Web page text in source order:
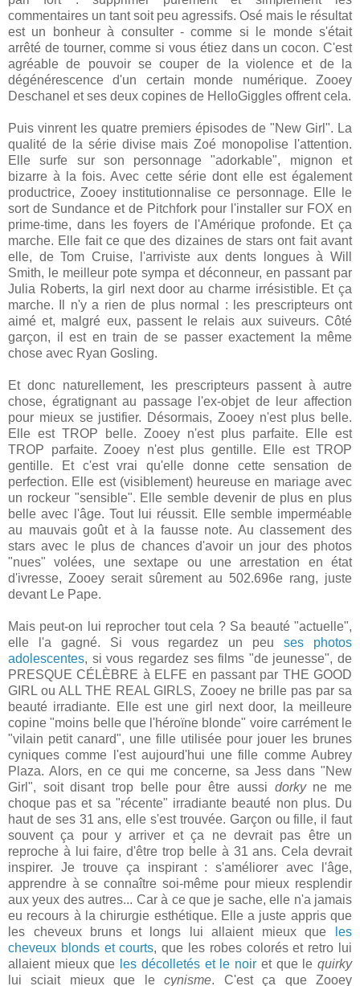
commentaires un tant soit peu agressifs. Osé mais le résultat
est un bonheur à consulter - comme si le monde s'était
arrêté de tourner, comme si vous étiez dans un cocon. C'est
agréable de pouvoir se couper de la violence et de la
dégénérescence d'un certain monde numérique. Zooey
Deschanel et ses deux copines de HelloGiggles offrent cela.
Puis vinrent les quatre premiers épisodes de "New Girl". La
qualité de la série divise mais Zoé monopolise l'attention.
Elle surfe sur son personnage "adorkable", mignon et
bizarre à la fois. Avec cette série dont elle est également
productrice, Zooey institutionnalise ce personnage. Elle le
sort de Sundance et de Pitchfork pour l'installer sur FOX en
prime-time, dans les foyers de l'Amérique profonde. Et ça
marche. Elle fait ce que des dizaines de stars ont fait avant
elle, de Tom Cruise, l'arriviste aux dents longues à Will
Smith, le meilleur pote sympa et déconneur, en passant par
Julia Roberts, la girl next door au charme irrésistible. Et ça
marche. Il n'y a rien de plus normal : les prescripteurs ont
aimé et, malgré eux, passent le relais aux suiveurs. Côté
garçon, il est en train de se passer exactement la même
chose avec Ryan Gosling.
Et donc naturellement, les prescripteurs passent à autre
chose, égratignant au passage l'ex-objet de leur affection
pour mieux se justifier. Désormais, Zooey n'est plus belle.
Elle est TROP belle. Zooey n'est plus parfaite. Elle est
TROP parfaite. Zooey n'est plus gentille. Elle est TROP
gentille. Et c'est vrai qu'elle donne cette sensation de
perfection. Elle est (visiblement) heureuse en mariage avec
un rockeur "sensible". Elle semble devenir de plus en plus
belle avec l'âge. Tout lui réussit. Elle semble imperméable
au mauvais goût et à la fausse note. Au classement des
stars avec le plus de chances d'avoir un jour des photos
"nues" volées, une sextape ou une arrestation en état
d'ivresse, Zooey serait sûrement au 502.696e rang, juste
devant Le Pape.
Mais peut-on lui reprocher tout cela ? Sa beauté "actuelle",
elle l'a gagné. Si vous regardez un peuses photos
adolescentes, si vous regardez ses films "de jeunesse", de
PRESQUE CÉLÈBRE à ELFE en passant par THE GOOD
GIRL ou ALL THE REAL GIRLS, Zooey ne brille pas par sa
beauté irradiante. Elle est une girl next door, la meilleure
copine "moins belle que l'héroïne blonde" voire carrément le
"vilain petit canard", une fille utilisée pour jouer les brunes
cyniques comme l'est aujourd'hui une fille comme Aubrey
Plaza. Alors, en ce qui me concerne, sa Jess dans "New
Girl", soit disant trop belle pour être aussi dorkyne me
choque pas et sa "récente" irradiante beauté non plus. Du
haut de ses 31 ans, elle s'est trouvée. Garçon ou fille, il faut
souvent ça pour y arriver et ça ne devrait pas être un
reproche à lui faire, d'être trop belle à 31 ans. Cela devrait
inspirer. Je trouve ça inspirant : s'améliorer avec l'âge,
apprendre à se connaître soi-même pour mieux resplendir
aux yeux des autres... Car à ce que je sache, elle n'a jamais
eu recours à la chirurgie esthétique. Elle a juste appris que
les cheveux bruns et longs lui allaient mieux que
les
cheveux blonds et courts, que les robes colorés et retro lui
allaient mieux que les décolletés et le noir et que lequirky
lui sciait mieux que lecynisme. C'est ça que Zooey